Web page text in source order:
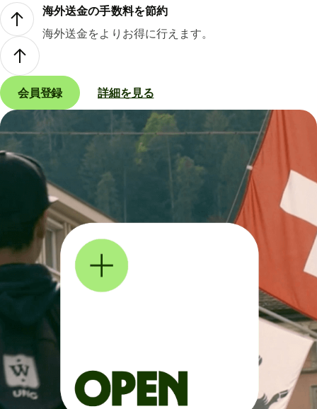
海外送金の手数料を節約
海外送金をよりお得に行えます。
会員登録 詳細を見る